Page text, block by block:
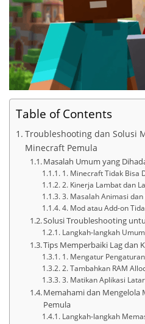
Table of Contents
Troubleshooting dan Solusi
Minecraft Pemula
Masalah Umum yang
1. Minecraft Tidak Bisa
2. Kinerja Lambat dan
3. Masalah Animasi
4. Mod atau Add-on
Solusi Troubleshooting
Langkah-langkah
Tips Memperbaiki Lag dan
1. Mengatur
2. Tambahkan RAM
3. Matikan Aplikasi
Memahami dan Mengelola
Pemula
Langkah-langkah